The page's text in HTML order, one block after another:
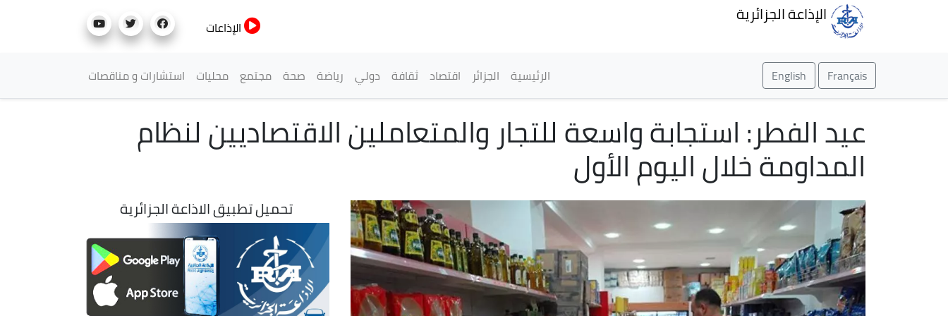
الإذاعة الجزائرية
الإذاعات
Français
English القائمة الرئيسية
الرئيسية الجزائر اقتصاد ثقافة دولي رياضة صحة مجتمع محليات استشارات و مناقصات
عيد الفطر: استجابة واسعة للتجار والمتعاملين الاقتصاديين لنظام
المداومة خلال اليوم الأول
تحميل تطبيق الاذاعة الجزائرية